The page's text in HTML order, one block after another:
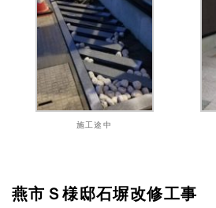
施工途中
燕市Ｓ様邸石塀改修工事